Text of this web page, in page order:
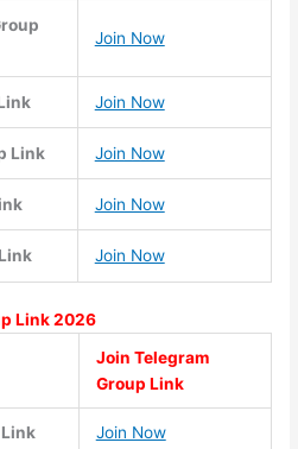
Join Now
Join Now
Link Join Now
Join Now
Join Now
Link 2026
Join Telegram
Group Link
Join Now